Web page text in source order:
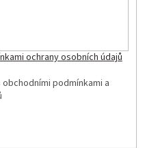
ochrany osobních údajů
podmínkami a